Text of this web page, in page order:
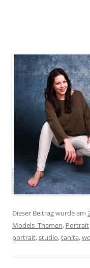
Dieser Beitrag wurde am
Models_Themen, Portrait
portrait,studio,tanita,